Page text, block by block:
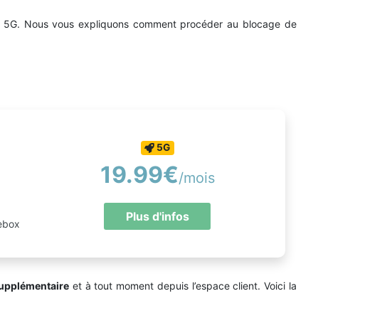
Nous vous expliquons comment procéder au blocage de
5G
19.99€/mois
Plus d'infos
et à tout moment depuis l’espace client. Voici la